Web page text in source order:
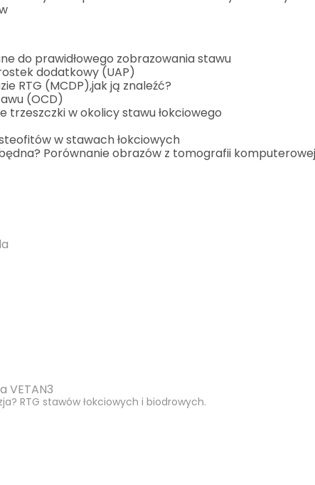
do prawidłowego zobrazowania stawu
dodatkowy (UAP)
RTG (MCDP),jak ją znaleźć?
(OCD)
trzeszczki w okolicy stawu łokciowego
w stawach łokciowych
Porównanie obrazów z tomografii
VETAN3
RTG stawów łokciowych i biodrowych.